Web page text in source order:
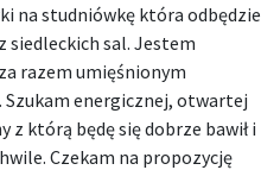
na studniówkę która odbędzie
siedleckich sal. Jestem
razem umięśnionym
energicznej, otwartej
z którą będę się dobrze bawił i
Czekam na propozycję